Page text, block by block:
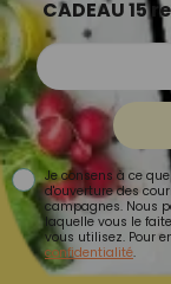
CADEAU 15
Je consens à ce
d'ouverture des
campagnes. Nous
laquelle vous le
vous utilisez. Pour
confidentialité.